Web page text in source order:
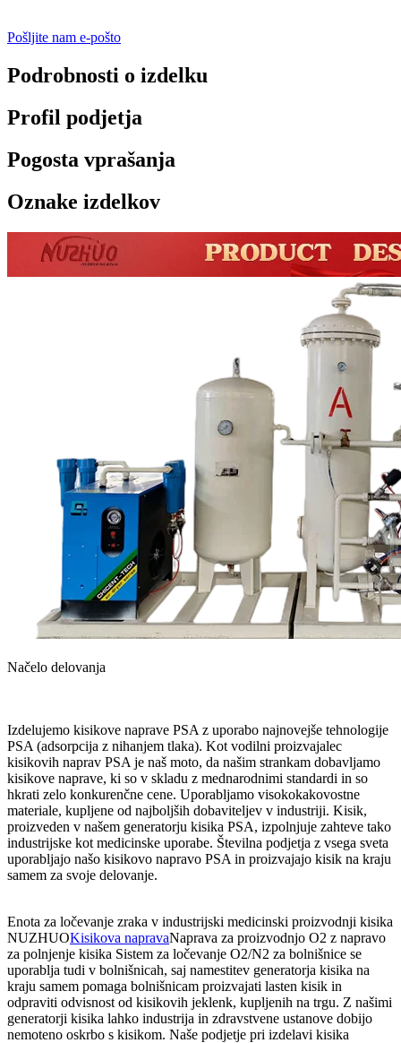
Pošljite nam e-pošto
Podrobnosti o izdelku
Profil podjetja
Pogosta vprašanja
Oznake izdelkov
Načelo delovanja
Izdelujemo kisikove naprave PSA z uporabo najnovejše tehnologije
PSA (adsorpcija z nihanjem tlaka). Kot vodilni proizvajalec
kisikovih naprav PSA je naš moto, da našim strankam dobavljamo
kisikove naprave, ki so v skladu z mednarodnimi standardi in so
hkrati zelo konkurenčne cene. Uporabljamo visokokakovostne
materiale, kupljene od najboljših dobaviteljev v industriji. Kisik,
proizveden v našem generatorju kisika PSA, izpolnjuje zahteve tako
industrijske kot medicinske uporabe. Številna podjetja z vsega sveta
uporabljajo našo kisikovo napravo PSA in proizvajajo kisik na kraju
samem za svoje delovanje.
Enota za ločevanje zraka v industrijski medicinski proizvodnji kisika
NUZHUOKisikova napravaNaprava za proizvodnjo O2 z napravo
za polnjenje kisika Sistem za ločevanje O2/N2 za bolnišnice se
uporablja tudi v bolnišnicah, saj namestitev generatorja kisika na
kraju samem pomaga bolnišnicam proizvajati lasten kisik in
odpraviti odvisnost od kisikovih jeklenk, kupljenih na trgu. Z našimi
generatorji kisika lahko industrija in zdravstvene ustanove dobijo
nemoteno oskrbo s kisikom. Naše podjetje pri izdelavi kisika